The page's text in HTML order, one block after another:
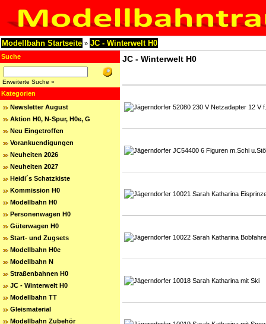
Modellbahn Startseite » JC - Winterwelt H0
Suche
Erweiterte Suche »
Kategorien
Newsletter August
Aktion H0, N-Spur, H0e, G
Neu Eingetroffen
Vorankuendigungen
Neuheiten 2026
Neuheiten 2027
Heidi´s Schatzkiste
Kommission H0
Modellbahn H0
Personenwagen H0
Güterwagen H0
Start- und Zugsets
Modellbahn H0e
Modellbahn N
Straßenbahnen H0
JC - Winterwelt H0
Modellbahn TT
Gleismaterial
Modellbahn Zubehör
JC - Winterwelt H0